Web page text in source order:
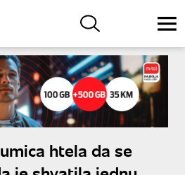
htela da se